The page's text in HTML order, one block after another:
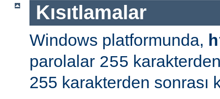
Kısıtlamalar
Windows platformunda,
parolalar 255
255 karakterden sonrası